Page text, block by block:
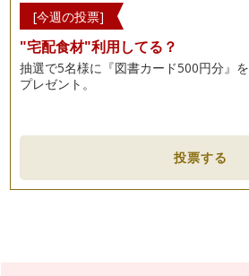
[今週の投票]
"宅配食材"利用してる？
抽選で5名様に『図書カード500円分』を
プレゼント。
投票する